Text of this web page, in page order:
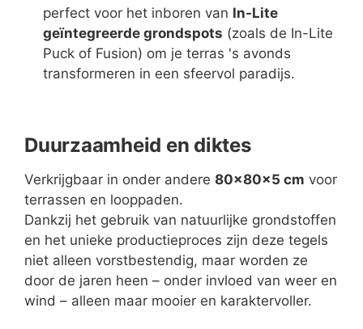
perfect voor het inboren van In-Lite
geïntegreerde grondspots (zoals de In-Lite
Puck of Fusion) om je terras 's avonds
transformeren in een sfeervol paradijs.
Duurzaamheid en diktes
Verkrijgbaar in onder andere 80x80x5 cm voor
terrassen en looppaden.
Dankzij het gebruik van natuurlijke grondstoffen
en het unieke productieproces zijn deze tegels
niet alleen vorstbestendig, maar worden ze
door de jaren heen – onder invloed van weer en
wind – alleen maar mooier en karaktervoller.